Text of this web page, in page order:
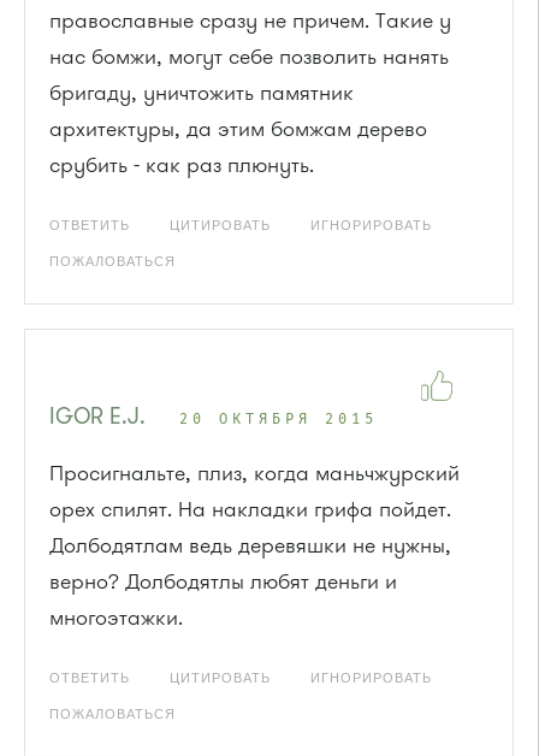
православные сразу не причем. Такие у
нас бомжи, могут себе позволить нанять
бригаду, уничтожить памятник
архитектуры, да этим бомжам дерево
срубить - как раз плюнуть.
ОТВЕТИТЬ ЦИТИРОВАТЬ ИГНОРИРОВАТЬ
ПОЖАЛОВАТЬСЯ
IGOR E.J. 20 ОКТЯБРЯ 2015
Просигнальте, плиз, когда маньчжурский
орех спилят. На накладки грифа пойдет.
Долбодятлам ведь деревяшки не нужны,
верно? Долбодятлы любят деньги и
многоэтажки.
ОТВЕТИТЬ ЦИТИРОВАТЬ ИГНОРИРОВАТЬ
ПОЖАЛОВАТЬСЯ